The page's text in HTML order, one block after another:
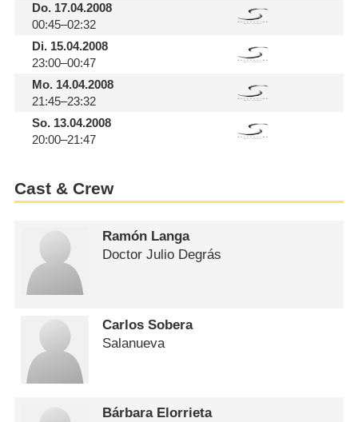
Do.17.04.2008
00:45–02:32
Di.15.04.2008
23:00–00:47
Mo.14.04.2008
21:45–23:32
So.13.04.2008
20:00–21:47
Cast & Crew
Ramón Langa
Doctor Julio Degrás
Carlos Sobera
Salanueva
Bárbara Elorrieta